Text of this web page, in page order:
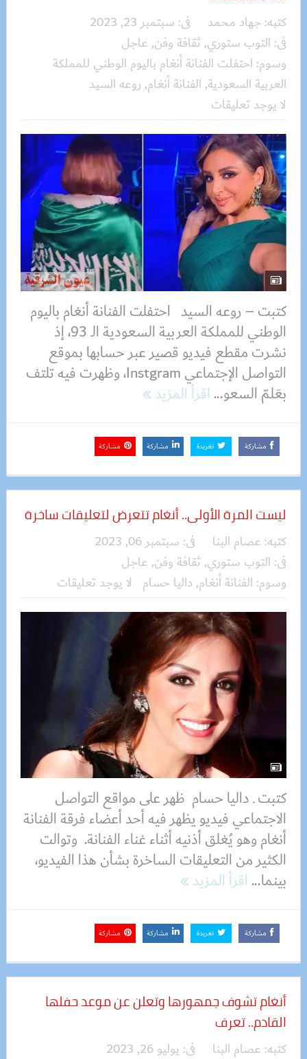
كتبه: جهاد محمد فى: سبتمبر 23, 2023
فى: التوب ستوري, ثقافة وفن, عاجل
وسوم: احتفلت الفنانة أنغام باليوم الوطني للمملكة
العربية السعودية, الفنانة أنغام, روعه السيد
لا يوجد تعليقات
كتبت – روعه السيد احتفلت الفنانة أنغام باليوم
الوطني للمملكة العربية السعودية الـ 93، إذ
نشرت مقطع فيديو قصير عبر حسابها بموقع
التواصل الإجتماعي Instgram، وظهرت فيه تلتف
بعَلمّ السعو...اقرأ المزيد
مشاركة تغريدة مشاركة مشاركة
ليست المرة الأولى.. أنغام تتعرض لتعليقات ساخرة
كتبه: عصام البنا فى: سبتمبر 06, 2023
فى: التوب ستوري, ثقافة وفن, عاجل
وسوم: الفنانة أنغام, داليا حسام لا يوجد تعليقات
كتبت ـ داليا حسام ظهر على مواقع التواصل
الاجتماعي فيديو يظهر فيه أحد أعضاء فرقة الفنانة
أنغام وهو يُغلق أذنيه أثناء غناء الفنانة. وتوالت
الكثير من التعليقات الساخرة بشأن هذا الفيديو،
بينما...اقرأ المزيد
مشاركة تغريدة مشاركة مشاركة
أنغام تشوف جمهورها وتعلن عن موعد حفلها
القادم.. تعرف
كتبه: عصام البنا فى: يوليو 26, 2023